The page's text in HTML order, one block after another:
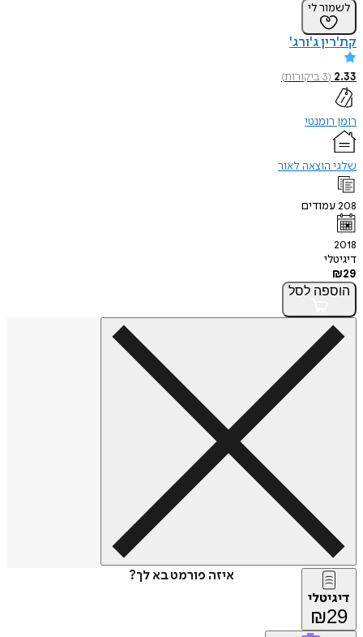
לשמור לי
קת'רין ג'ורג'
2.33
(
3ביקורות)
רומן רומנטי
שלגי הוצאה לאור
208עמודים
2018
דיגיטלי
₪29
הוספה לסל
איזה פורמט בא לך?
דיגיטלי
₪29